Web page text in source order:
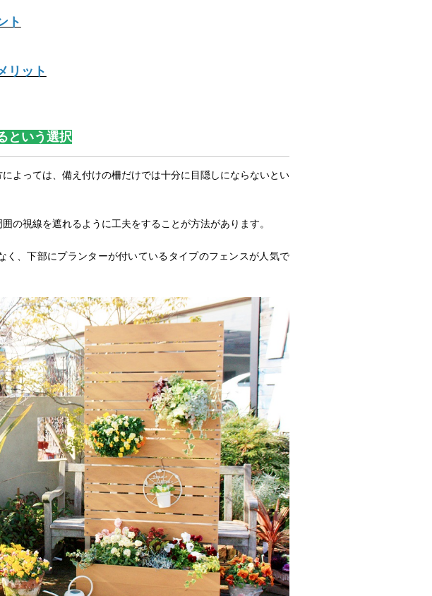
ト
リット
という選択
よっては、備え付けの柵だけでは十分に目隠しにならないとい
の視線を遮れるように工夫をすることが方法があります。
く、下部にプランターが付いているタイプのフェンスが人気で